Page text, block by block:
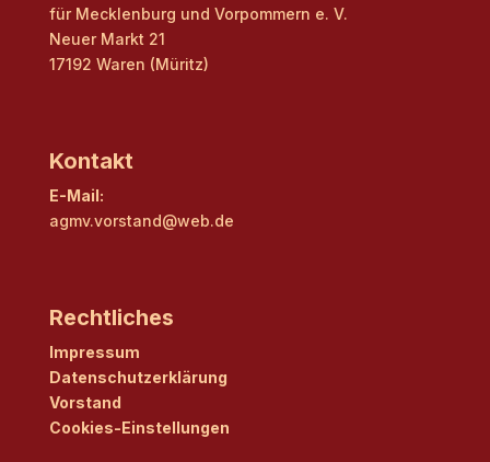
für Mecklenburg und Vorpommern e. V.
Neuer Markt 21
17192 Waren (Müritz)
Kontakt
E-Mail:
agmv.vorstand@web.de
Rechtliches
Impressum
Datenschutzerklärung
Vorstand
Cookies-Einstellungen